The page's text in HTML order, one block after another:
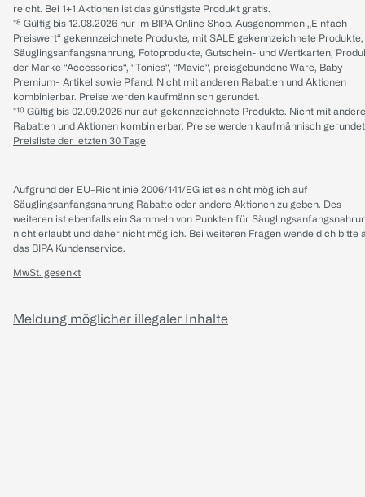
reicht. Bei 1+1 Aktionen ist das günstigste Produkt gratis.
*⁸ Gültig bis 12.08.2026 nur im BIPA Online Shop. Ausgenommen „Einfach
Preiswert“ gekennzeichnete Produkte, mit SALE gekennzeichnete Produkte,
Säuglingsanfangsnahrung, Fotoprodukte, Gutschein- und Wertkarten,
der Marke “Accessories“, “Tonies“, “Mavie“, preisgebundene Ware, Baby
Premium- Artikel sowie Pfand. Nicht mit anderen Rabatten und Aktionen
kombinierbar. Preise werden kaufmännisch gerundet.
*¹⁰ Gültig bis 02.09.2026 nur auf gekennzeichnete Produkte. Nicht mit
Rabatten und Aktionen kombinierbar. Preise werden kaufmännisch
Preisliste der letzten 30 Tage
Aufgrund der EU-Richtlinie 2006/141/EG ist es nicht möglich auf
Säuglingsanfangsnahrung Rabatte oder andere Aktionen zu geben. Des
weiteren ist ebenfalls ein Sammeln von Punkten für
nicht erlaubt und daher nicht möglich. Bei weiteren Fragen wende dich bitte
das BIPA Kundenservice.
MwSt. gesenkt
Meldung möglicher illegaler Inhalte